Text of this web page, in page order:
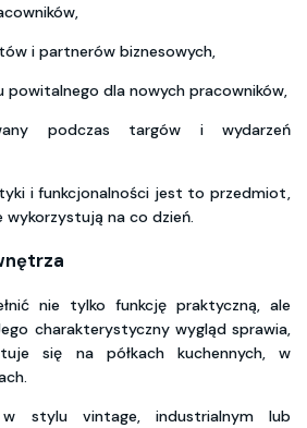
i partnerów biznesowych,
powitalnego dla nowych pracowników,
podczas targów i wydarzeń
i funkcjonalności jest to przedmiot,
na co dzień.
nie tylko funkcję praktyczną, ale
charakterystyczny wygląd sprawia,
się na półkach kuchennych, w
w stylu vintage, industrialnym lub